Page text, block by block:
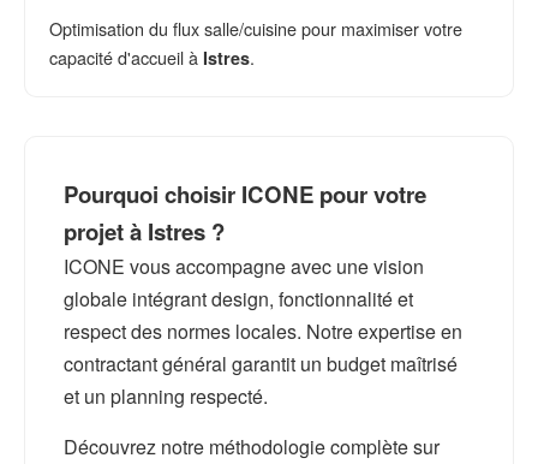
Optimisation du flux salle/cuisine pour maximiser votre
capacité d'accueil à Istres.
Pourquoi choisir ICONE pour votre
projet à Istres ?
ICONE vous accompagne avec une vision
globale intégrant design, fonctionnalité et
respect des normes locales. Notre expertise en
contractant général garantit un budget maîtrisé
et un planning respecté.
Découvrez notre méthodologie complète sur